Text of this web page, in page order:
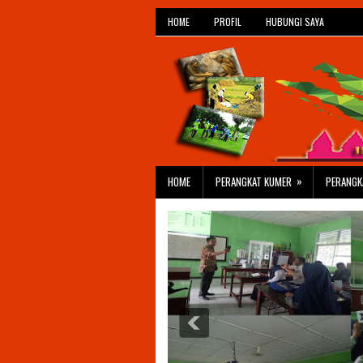
HOME PROFIL HUBUNGI SAYA
HOME PERANGKAT KUMER »